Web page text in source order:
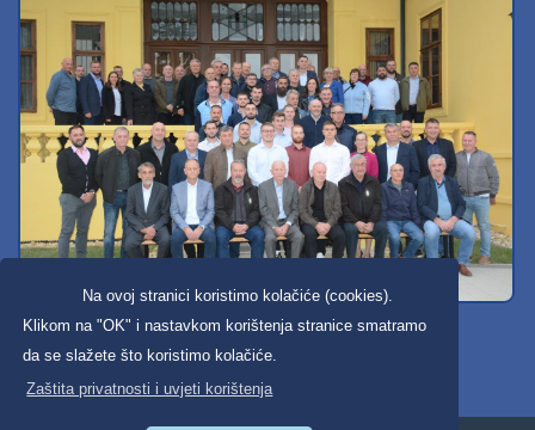
Na ovoj stranici koristimo kolačiće (cookies).
Klikom na "OK" i nastavkom korištenja stranice smatramo
da se slažete što koristimo kolačiće.
Zaštita privatnosti i uvjeti korištenja
Svi dobravski košarkaši